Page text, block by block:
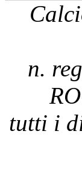
n.
tutti i